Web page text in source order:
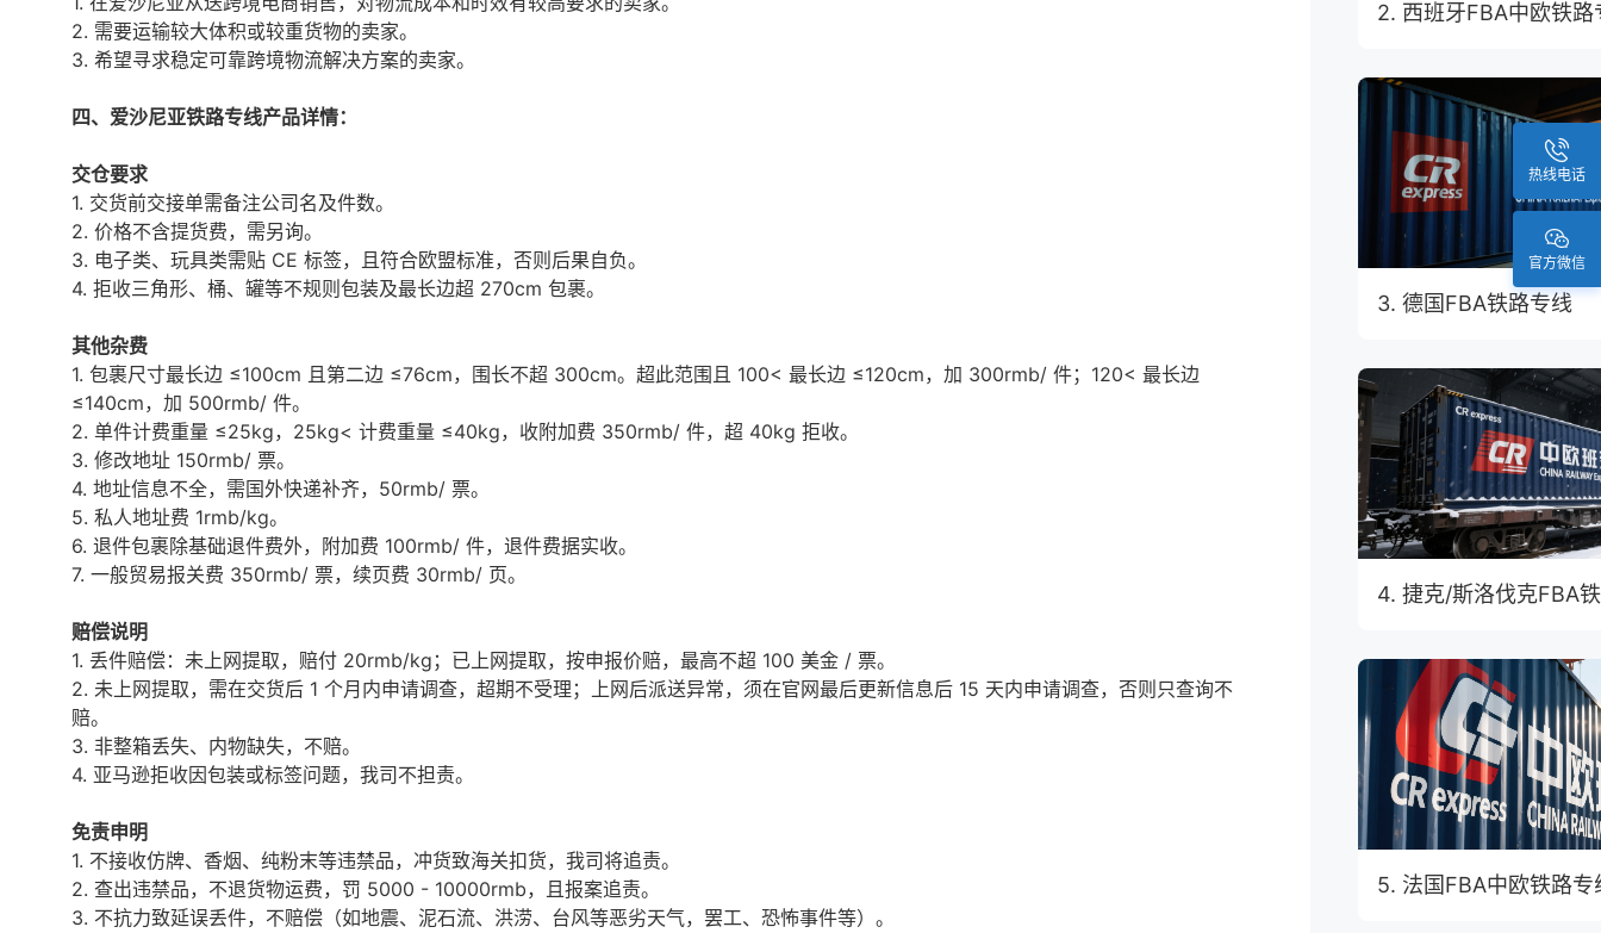
2. 需要运输较大体积或较重货物的卖家。
3. 希望寻求稳定可靠跨境物流解决方案的卖家。
四、爱沙尼亚铁路专线产品详情：
交仓要求
1. 交货前交接单需备注公司名及件数。
2. 价格不含提货费，需另询。
3. 电子类、玩具类需贴 CE 标签，且符合欧盟标准，否则后果自负。
4. 拒收三角形、桶、罐等不规则包装及最长边超 270cm 包裹。
其他杂费
1. 包裹尺寸最长边 ≤100cm 且第二边 ≤76cm，围长不超 300cm。超此范围且 100< 最长边 ≤120cm，加 300rmb/ 件；120< 最长边
≤140cm，加 500rmb/ 件。
2. 单件计费重量 ≤25kg，25kg< 计费重量 ≤40kg，收附加费 350rmb/ 件，超 40kg 拒收。
3. 修改地址 150rmb/ 票。
4. 地址信息不全，需国外快递补齐，50rmb/ 票。
5. 私人地址费 1rmb/kg。
6. 退件包裹除基础退件费外，附加费 100rmb/ 件，退件费据实收。
7. 一般贸易报关费 350rmb/ 票，续页费 30rmb/ 页。
赔偿说明
1. 丢件赔偿：未上网提取，赔付 20rmb/kg；已上网提取，按申报价赔，最高不超 100 美金 / 票。
2. 未上网提取，需在交货后 1 个月内申请调查，超期不受理；上网后派送异常，须在官网最后更新信息后 15 天内申请调查，否则只查询不
赔。
3. 非整箱丢失、内物缺失，不赔。
4. 亚马逊拒收因包装或标签问题，我司不担责。
免责申明
1. 不接收仿牌、香烟、纯粉末等违禁品，冲货致海关扣货，我司将追责。
2. 查出违禁品，不退货物运费，罚 5000 - 10000rmb，且报案追责。
3. 不抗力致延误丢件，不赔偿（如地震、泥石流、洪涝、台风等恶劣天气，罢工、恐怖事件等）。
2. 西班牙FBA中欧铁路
3. 德国FBA铁路专线
4. 捷克/斯洛伐克FBA
5. 法国FBA中欧铁路专
热线电话
官方微信